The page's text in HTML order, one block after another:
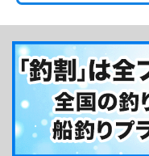
釣り船か
外房のルアーフィ
さい！当船は、ヒ
に、ルアー1本で1
す。専門道具も多